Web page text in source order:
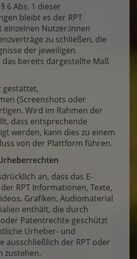
6 Abs. 1 dieser
bleibt es der RPT
Nutzer:innen
zu schließen, die
der jeweiligen
bereits dargestellte Maß
(Screenshots oder
Wird im Rahmen der
dass entsprechende
werden, kann dies zu einem
von der Plattform führen.
an, dass das E-
RPT Informationen, Texte,
Grafiken, Audiomaterial
enthält, die durch
Patentrechte geschützt
Urheber- und
ausschließlich der RPT oder
zustehen.